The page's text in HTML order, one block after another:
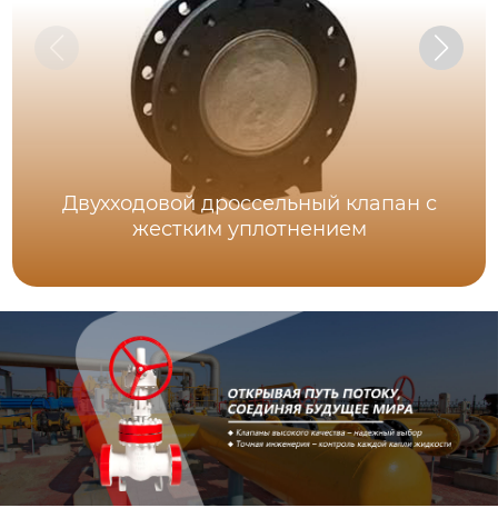
Двухходовой дроссельный клапан с
жестким уплотнением